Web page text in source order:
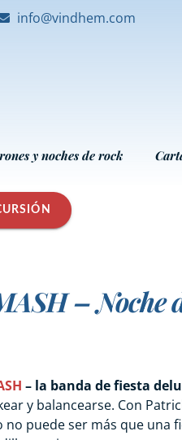
info@vindhem.com
y noches de rock
– Noche
– la banda de fiesta
y balancearse. Con
no puede ser más que una